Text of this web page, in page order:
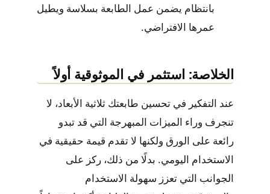
بانتظام يضمن عمل الطابعة بسلاسة ويطيل
عمرها الافتراضي.
الخلاصة: استثمر في الموثوقية أولاً
عند التفكير في تحسين طابعتك ثلاثية الأبعاد، لا
تنجرف وراء الميزات المبهرجة التي قد تبدو
رائعة على الورق ولكنها لا تقدم قيمة حقيقية في
الاستخدام اليومي. بدلًا من ذلك، ركز على
الجوانب التي تعزز سهولة الاستخدام